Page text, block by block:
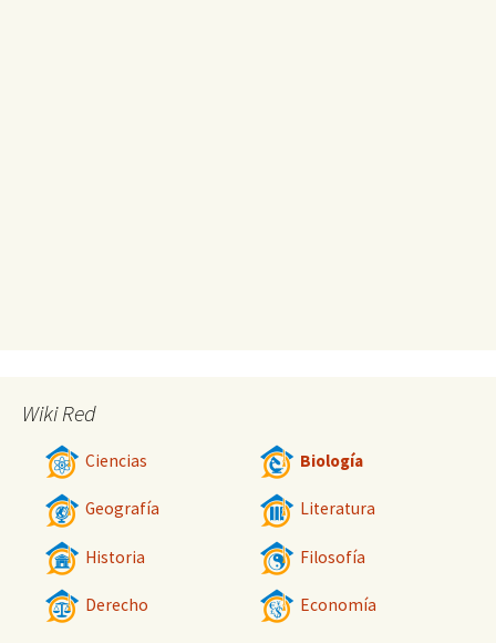
Wiki Red
Ciencias Biología
Geografía Literatura
Historia Filosofía
Derecho Economía